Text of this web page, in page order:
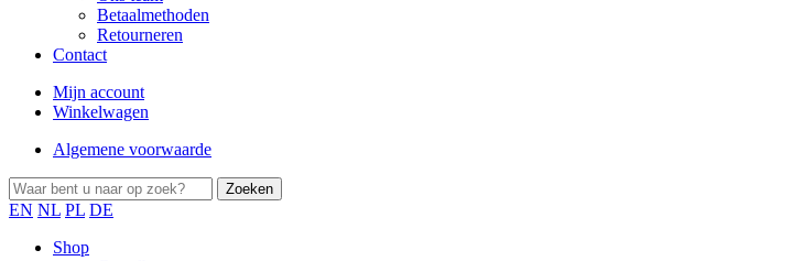
Betaalmethoden
Retourneren
Contact
Mijn account
Winkelwagen
Algemene voorwaarde
EN NL PL DE
Shop